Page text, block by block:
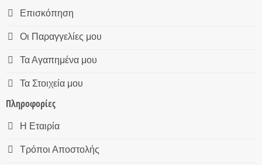
Επισκόπηση
Οι Παραγγελίες μου
Τα Αγαπημένα μου
Τα Στοιχεία μου
Πληροφορίες
Η Εταιρία
Τρόποι Αποστολής